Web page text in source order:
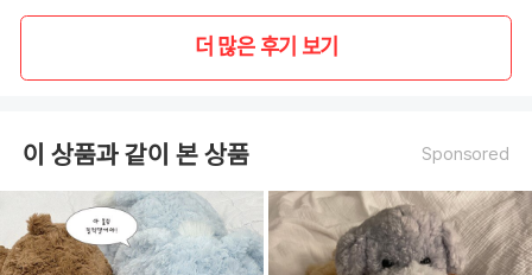
더 많은 후기 보기
이 상품과 같이 본 상품 Sponsored